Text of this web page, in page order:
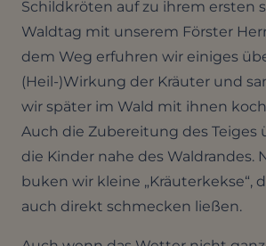
Schildkröten auf zu ihrem ersten
Waldtag mit unserem Förster
dem Weg erfuhren wir einiges
(Heil-)Wirkung der Kräuter und
wir später im Wald mit ihnen
Auch die Zubereitung des Teiges
die Kinder nahe des Waldrandes.
buken wir kleine „Kräuterkekse“,
auch direkt schmecken ließen.